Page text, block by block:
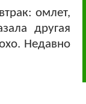
омлет,
другая
Недавно